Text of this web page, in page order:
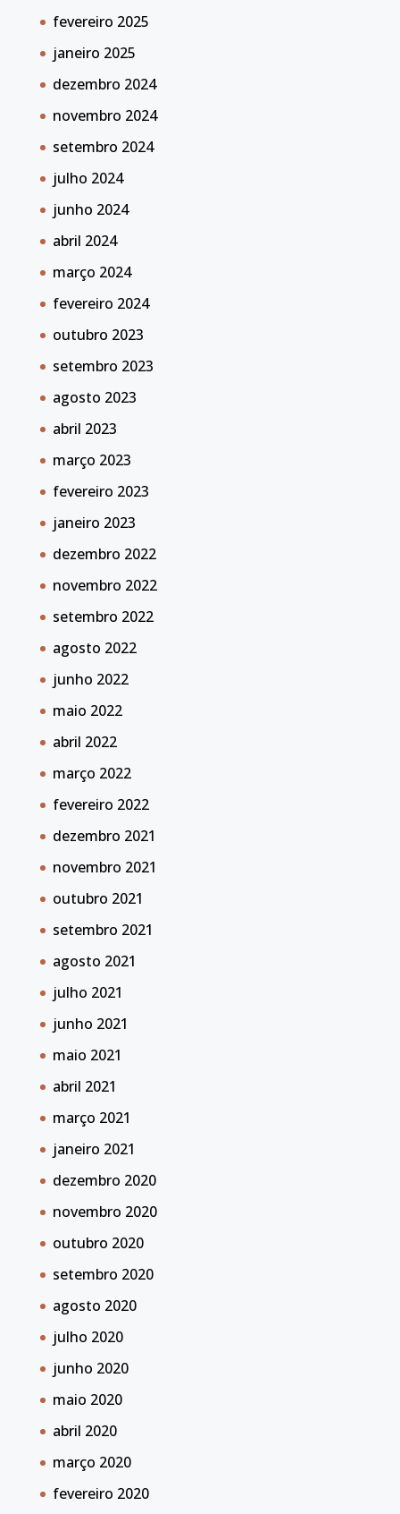
fevereiro 2025
janeiro 2025
dezembro 2024
novembro 2024
setembro 2024
julho 2024
junho 2024
abril 2024
março 2024
fevereiro 2024
outubro 2023
setembro 2023
agosto 2023
abril 2023
março 2023
fevereiro 2023
janeiro 2023
dezembro 2022
novembro 2022
setembro 2022
agosto 2022
junho 2022
maio 2022
abril 2022
março 2022
fevereiro 2022
dezembro 2021
novembro 2021
outubro 2021
setembro 2021
agosto 2021
julho 2021
junho 2021
maio 2021
abril 2021
março 2021
janeiro 2021
dezembro 2020
novembro 2020
outubro 2020
setembro 2020
agosto 2020
julho 2020
junho 2020
maio 2020
abril 2020
março 2020
fevereiro 2020